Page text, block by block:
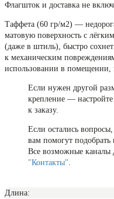
Флагшток и доставка не
Таффета (60 гр/м2) —
матовую поверхность с
(даже в штиль), быстро
к механическим
использовании в помещении,
Если нужен другой
крепление —
к заказу.
Если остались
вам помогут
Все возможные каналы
"Контакты".
Длина: